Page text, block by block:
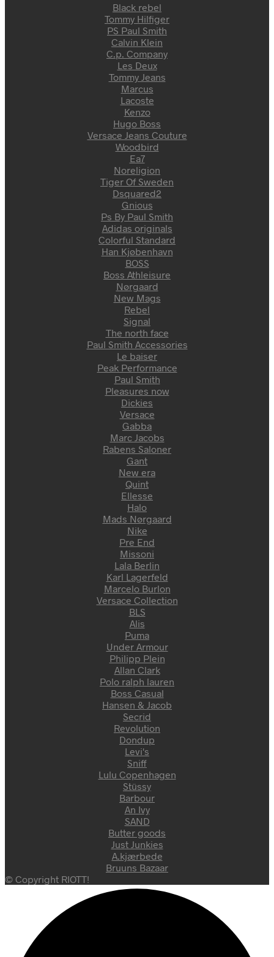
Black rebel
Tommy Hilfiger
PS Paul Smith
Calvin Klein
C.p. Company
Les Deux
Tommy Jeans
Marcus
Lacoste
Kenzo
Hugo Boss
Versace Jeans Couture
Woodbird
Ea7
Noreligion
Tiger Of Sweden
Dsquared2
Gnious
Ps By Paul Smith
Adidas originals
Colorful Standard
Han Kjøbenhavn
BOSS
Boss Athleisure
Nørgaard
New Mags
Rebel
Signal
The north face
Paul Smith Accessories
Le baiser
Peak Performance
Paul Smith
Pleasures now
Dickies
Versace
Gabba
Marc Jacobs
Rabens Saloner
Gant
New era
Quint
Ellesse
Halo
Mads Nørgaard
Nike
Pre End
Missoni
Lala Berlin
Karl Lagerfeld
Marcelo Burlon
Versace Collection
BLS
Alis
Puma
Under Armour
Philipp Plein
Allan Clark
Polo ralph lauren
Boss Casual
Hansen & Jacob
Secrid
Revolution
Dondup
Levi's
Sniff
Lulu Copenhagen
Stüssy
Barbour
An Ivy
SAND
Butter goods
Just Junkies
A.kjærbede
Bruuns Bazaar
© Copyright RIOTT!